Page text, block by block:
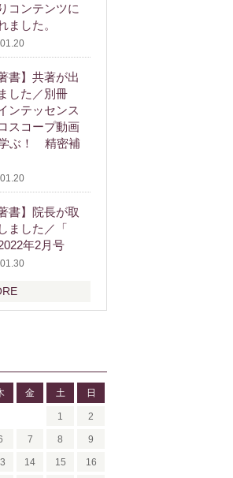
コンテンツに
ました。
書】共著が出
した／別冊
ンテッセンス
スコープ動画
ぶ！ 精密補
書】院長が取
ました／「
年2月号
金 土 日
1 2
7 8 9
14 15 16